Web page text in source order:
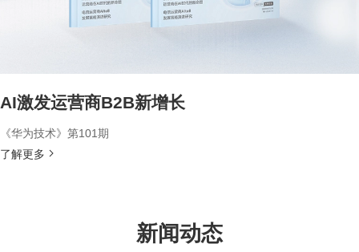
AI激发运营商B2B新增长
《华为技术》第101期
了解更多
新闻动态